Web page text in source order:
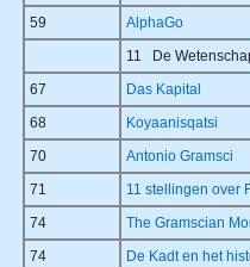
59
AlphaGo
11 De
67
Das Kapital
68
Koyaanisqatsi
70
Antonio Gramsci
71
11 stellingen over
74
The Gramscian
74
De Kadt en het